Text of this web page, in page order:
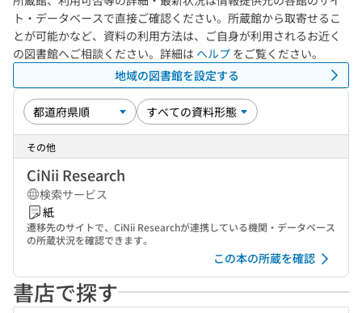
ト・データベースで直接ご確認ください。所蔵館から取寄せるこ
とが可能かなど、資料の利用方法は、ご自身が利用されるお近く
の図書館へご相談ください。詳細は ヘルプ をご覧ください。
地域の図書館を設定する
その他
CiNii Research
検索サービス
紙
遷移先のサイトで、CiNii Researchが連携している機関・データベース
の所蔵状況を確認できます。
この本の所蔵を確認
書店で探す